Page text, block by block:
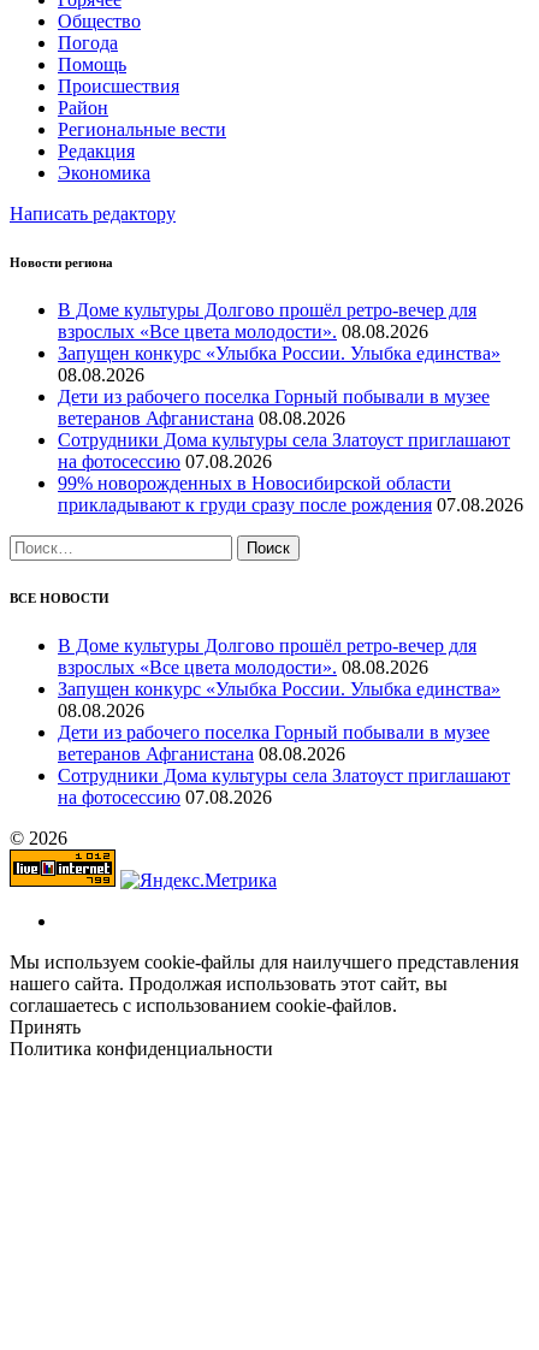
Общество
Погода
Помощь
Происшествия
Район
Региональные вести
Редакция
Экономика
Написать редактору
Новости региона
В Доме культуры Долгово прошёл ретро-вечер для
взрослых «Все цвета молодости». 08.08.2026
Запущен конкурс «Улыбка России. Улыбка единства»
08.08.2026
Дети из рабочего поселка Горный побывали в музее
ветеранов Афганистана 08.08.2026
Сотрудники Дома культуры села Златоуст приглашают
на фотосессию 07.08.2026
99% новорожденных в Новосибирской области
прикладывают к груди сразу после рождения 07.08.2026
Найти:
ВСЕ НОВОСТИ
В Доме культуры Долгово прошёл ретро-вечер для
взрослых «Все цвета молодости». 08.08.2026
Запущен конкурс «Улыбка России. Улыбка единства»
08.08.2026
Дети из рабочего поселка Горный побывали в музее
ветеранов Афганистана 08.08.2026
Сотрудники Дома культуры села Златоуст приглашают
на фотосессию 07.08.2026
© 2026
Мы используем cookie-файлы для наилучшего представления
нашего сайта. Продолжая использовать этот сайт, вы
соглашаетесь с использованием cookie-файлов.
Принять
Политика конфиденциальности